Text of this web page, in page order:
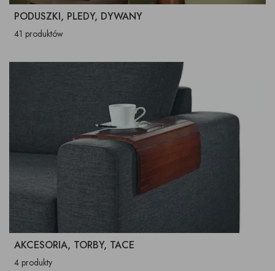
PODUSZKI, PLEDY, DYWANY
41 produktów
AKCESORIA, TORBY, TACE
4 produkty